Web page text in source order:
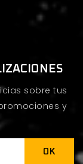
sobre tus
y